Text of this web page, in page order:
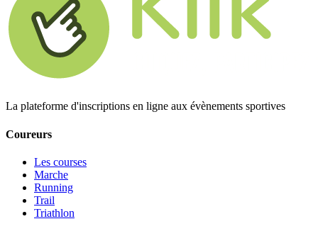
La plateforme d'inscriptions en ligne aux évènements sportives
Coureurs
Les courses
Marche
Running
Trail
Triathlon